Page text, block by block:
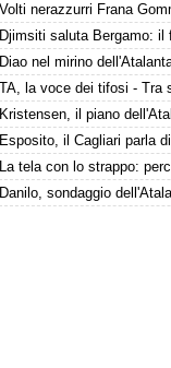
Kristensen, il piano